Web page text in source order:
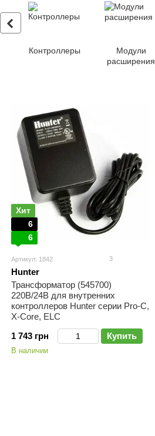
Контроллеры
Модули
расширения
Хит
6
6
Артикул: 1842 3
Hunter
Трансформатор (545700)
220В/24В для внутренних
контроллеров Hunter серии Pro-C,
X-Core, ELC
1 743 грн
Купить
В наличии